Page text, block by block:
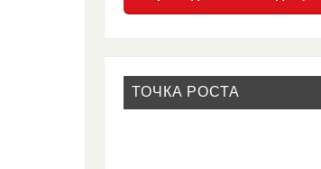
ТОЧКА РОСТА